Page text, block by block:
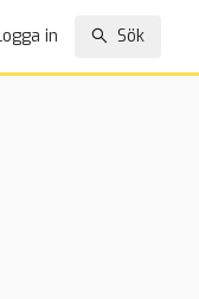
in Sök